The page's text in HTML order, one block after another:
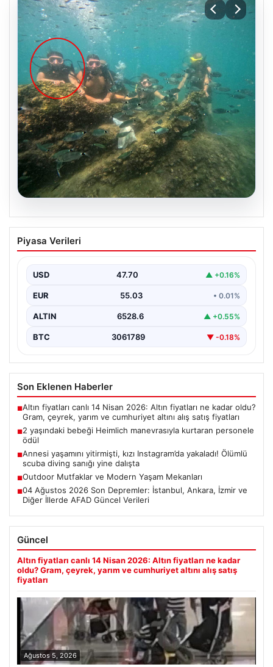
05.08.2026
Annesi yaşamını yitirmişti, kızı
Instagram’da yakaladı! Ölümlü scuba
Piyasa Verileri
USD 47.70 ▲ +0.16%
EUR 55.03 • 0.01%
ALTIN 6528.6 ▲ +0.55%
BTC 3061789 ▼ -0.18%
Son Eklenen Haberler
■Altın fiyatları canlı 14 Nisan 2026: Altın fiyatları ne kadar oldu?
Gram, çeyrek, yarım ve cumhuriyet altını alış satış fiyatları
■2 yaşındaki bebeği Heimlich manevrasıyla kurtaran personele
ödül
■Annesi yaşamını yitirmişti, kızı Instagram’da yakaladı! Ölümlü
scuba diving sanığı yine dalışta
■Outdoor Mutfaklar ve Modern Yaşam Mekanları
■04 Ağustos 2026 Son Depremler: İstanbul, Ankara, İzmir ve
Diğer İllerde AFAD Güncel Verileri
Güncel
Altın fiyatları canlı 14 Nisan 2026: Altın fiyatları ne kadar
oldu? Gram, çeyrek, yarım ve cumhuriyet altını alış satış
fiyatları
Ağustos 5, 2026